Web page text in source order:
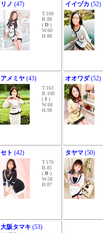
リノ (47)
T.160
B.88
( D )
W.60
H.88
イイヅカ (52)
アメミヤ (43)
T.163
B.100
( I )
W.68
H.98
オオワダ(52)
セト (42)
T.170
B.85
( B )
W.58
H.87
タヤマ (50)
大阪タマキ (53)